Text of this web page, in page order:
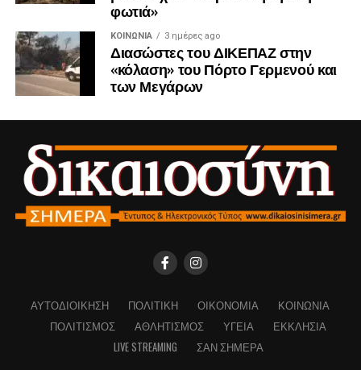
φωτιά»
ΚΟΙΝΩΝΊΑ 3 ημέρες ago
Διασώστες του ΔΙΚΕΠΑΖ στην
«κόλαση» του Πόρτο Γερμενού και
των Μεγάρων
ΑΥΤΟΔΙΟΊΚΗΣΗ ΠΟΛΙΤΙΚΉ ΟΙΚΟΝΟΜΊΑ
ΚΟΙΝΩΝΊΑ
ΠΟΛΙΤΙΣΜΌΣ
ΑΘΛΗΤΙΣΜΌΣ ΥΓΕΊΑ
ΕΚΚΛΗΣΊΑ
LIVE STREAMING
ΣΑΝ ΣΉΜΕΡΑ